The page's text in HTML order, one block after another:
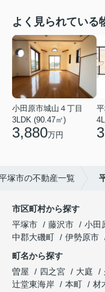
よく見られている
小田原市城山４丁目
3LDK (90.47㎡)
3,880万円
塚市の不動産一覧
市区町村から探す
平塚市
藤沢市 小田
中郡大磯町
伊勢原市
町名から探す
曽屋
四之宮 大庭
辻堂東海岸
本町
材